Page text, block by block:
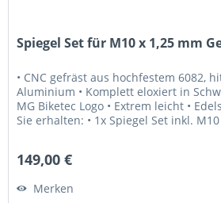
Spiegel Set für M10 x 1,25 mm
• CNC gefräst aus hochfestem 6082,
Aluminium • Komplett eloxiert in
MG Biketec Logo • Extrem leicht •
Sie erhalten: • 1x Spiegel Set inkl.
149,00 €
Merken